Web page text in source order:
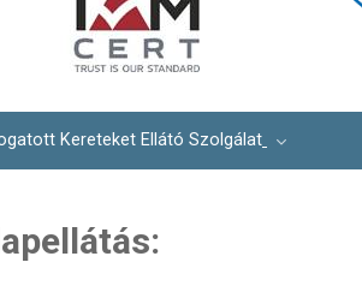
Kereteket Ellátó Szolgálat